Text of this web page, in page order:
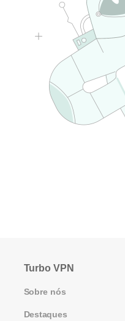
Turbo VPN
Sobre nós
Destaques